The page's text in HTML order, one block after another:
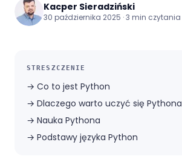
Kacper Sieradziński
30 października 2025 · 3 min czytania
STRESZCZENIE
→ Co to jest Python
→ Dlaczego warto uczyć się Pythona
→ Nauka Pythona
→ Podstawy języka Python